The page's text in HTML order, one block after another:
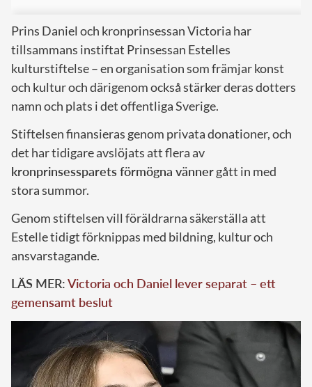
Prins Daniel och kronprinsessan Victoria har
tillsammans instiftat Prinsessan Estelles
kulturstiftelse – en organisation som främjar konst
och kultur och därigenom också stärker deras dotters
namn och plats i det offentliga Sverige.
Stiftelsen finansieras genom privata donationer, och
det har tidigare avslöjats att flera av
kronprinsessparets förmögna vännergått in med
stora summor.
Genom stiftelsen vill föräldrarna säkerställa att
Estelle tidigt förknippas med bildning, kultur och
ansvarstagande.
LÄS MER:Victoria och Daniel lever separat – ett
gemensamt beslut